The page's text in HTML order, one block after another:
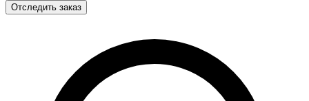
Отследить заказ